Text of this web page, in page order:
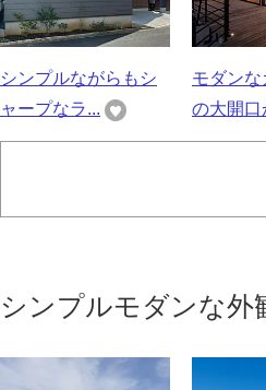
シンプルながらもシ
ャープなラ...
モダンな
の大開口
シンプルモダンな外